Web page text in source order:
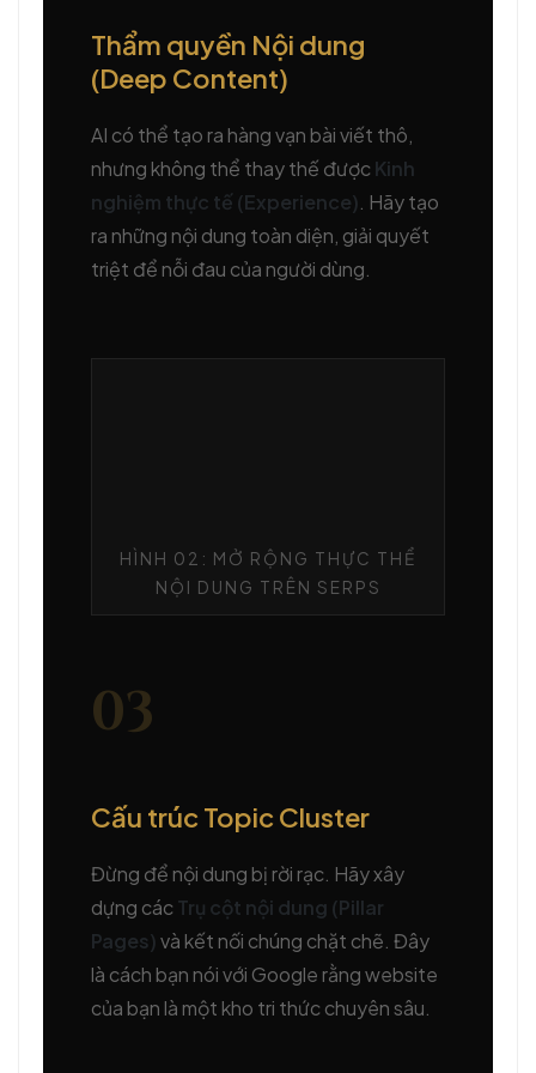
Thẩm quyền Nội dung
(Deep Content)
AI có thể tạo ra hàng vạn bài viết thô,
nhưng không thể thay thế được Kinh
nghiệm thực tế (Experience) . Hãy tạo
ra những nội dung toàn diện, giải quyết
triệt để nỗi đau của người dùng.
HÌNH 02: MỞ RỘNG THỰC THỂ
NỘI DUNG TRÊN SERPS
03
Cấu trúc Topic Cluster
Đừng để nội dung bị rời rạc. Hãy xây
dựng các Trụ cột nội dung (Pillar
Pages)và kết nối chúng chặt chẽ. Đây
là cách bạn nói với Google rằng website
của bạn là một kho tri thức chuyên sâu.